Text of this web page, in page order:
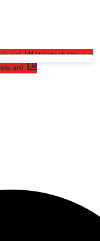
an!
Wertschätzung
an!